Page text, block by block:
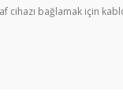
cihazı bağlamak için